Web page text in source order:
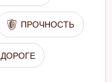
ПРОЧНОСТЬ